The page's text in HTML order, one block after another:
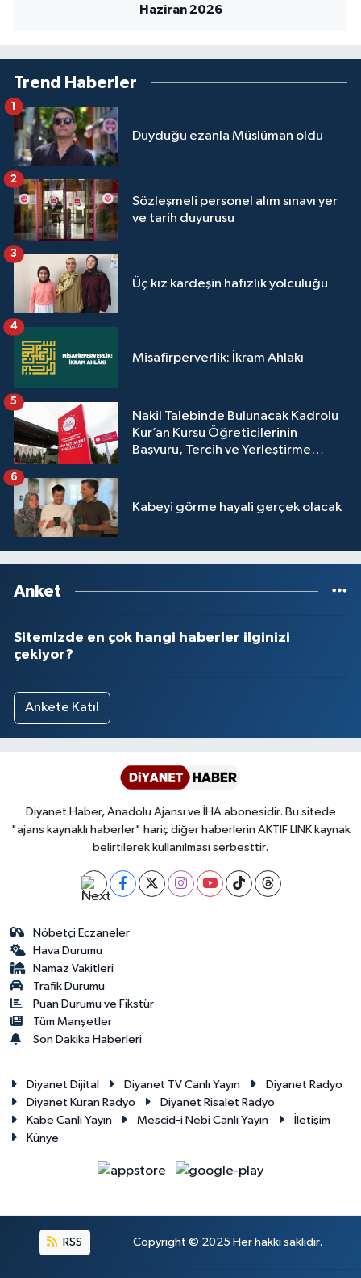
Haziran 2026
Trend Haberler
Duyduğu ezanla Müslüman oldu
1
Sözleşmeli personel alım sınavı yer
ve tarih duyurusu
2
Üç kız kardeşin hafızlık yolculuğu
3
Misafirperverlik: İkram Ahlakı
4
Nakil Talebinde Bulunacak Kadrolu
Kur’an Kursu Öğreticilerinin
Başvuru, Tercih ve Yerleştirme
5
Kabeyi görme hayali gerçek olacak
6
Anket
Sitemizde en çok hangi haberler ilginizi
çekiyor?
Ankete Katıl
Diyanet Haber, Anadolu Ajansı ve İHA abonesidir. Bu sitede
"ajans kaynaklı haberler" hariç diğer haberlerin AKTİF LİNK kaynak
belirtilerek kullanılması serbesttir.
Nöbetçi Eczaneler
Hava Durumu
Namaz Vakitleri
Trafik Durumu
Puan Durumu ve Fikstür
Tüm Manşetler
Son Dakika Haberleri
Diyanet Dijital Diyanet TV Canlı Yayın
Diyanet Radyo
Diyanet Kuran Radyo
Diyanet Risalet Radyo
Kabe Canlı Yayın
Mescid-i Nebi Canlı Yayın
İletişim
Künye
RSS Copyright © 2025 Her hakkı saklıdır.
Samsun Müftülüğü
Siirt Müftülüğü
Sinop Müftülüğü
Sivas Müftülüğü
Şanlıurfa Müftülüğü
Şırnak Müftülüğü
Tekirdağ Müftülüğü
Tokat Müftülüğü
Trabzon Müftülüğü
Tunceli Müftülüğü
Uşak Müftülüğü
Van Müftülüğü
Zonguldak Müftülüğü